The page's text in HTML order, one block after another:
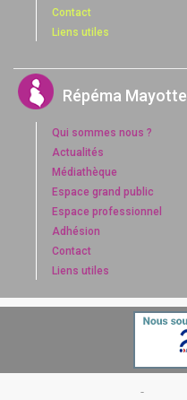
Contact
Liens utiles
Répéma Mayotte
Qui sommes nous ?
Actualités
Médiathèque
Espace grand public
Espace professionnel
Adhésion
Contact
Liens utiles